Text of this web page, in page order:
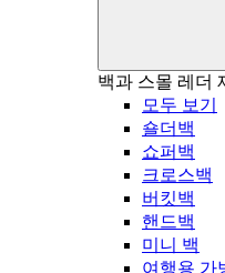
백과 스몰 레더
모두 보기
숄더백
쇼퍼백
크로스백
버킷백
핸드백
미니 백
여행용 가